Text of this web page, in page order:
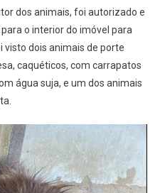
dos animais, foi autorizado e
o interior do imóvel para
dois animais de porte
caquéticos, com carrapatos
água suja, e um dos animais